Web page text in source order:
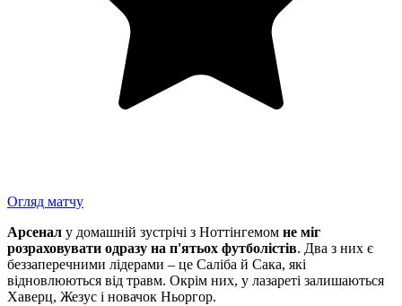
Огляд матчу
Арсенал у домашній зустрічі з Ноттінгемом не міг
розраховувати одразу на п'ятьох футболістів. Два з них є
беззаперечними лідерами – це Саліба й Сака, які
відновлюються від травм. Окрім них, у лазареті залишаються
Хаверц, Жезус і новачок Ньоргор.